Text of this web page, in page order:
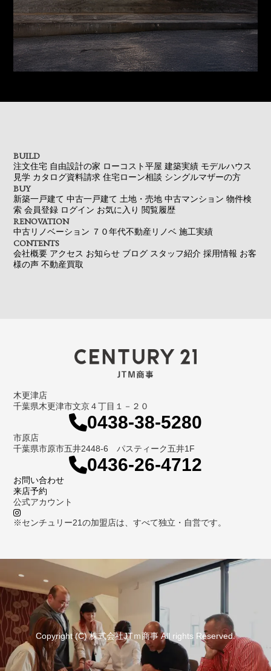
BUILD
注文住宅 自由設計の家 ローコスト平屋 建築実績 モデルハウス
見学 カタログ資料請求 住宅ローン相談 シングルマザーの方
BUY
新築一戸建て 中古一戸建て 土地・売地 中古マンション 物件検
索 会員登録 ログイン お気に入り 閲覧履歴
RENOVATION
中古リノベーション ７０年代不動産リノベ 施工実績
CONTENTS
会社概要 アクセス お知らせ ブログ スタッフ紹介 採用情報 お客
様の声 不動産買取
木更津店
千葉県木更津市文京４丁目１－２０
0438-38-5280
市原店
千葉県市原市五井2448-6 パスティーク五井1F
0436-26-4712
お問い合わせ
来店予約
公式アカウント
※センチュリー21の加盟店は、すべて独立・自営です。
Copyright (C) 株式会社JTｍ商事 All rights Reserved.